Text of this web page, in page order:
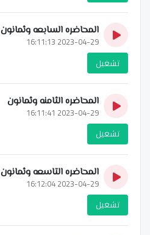
المحاضره السابعه وثمانون
2023-04-29 16:11:13
تشغيل
المحاضره الثامنه وثمانون
2023-04-29 16:11:41
تشغيل
المحاضره التاسعه وثمانون
2023-04-29 16:12:04
تشغيل